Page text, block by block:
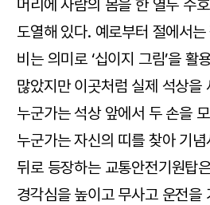
머리에 사람의 몸을 한 열두 수
도열해 있다. 예로부터 절에서
비는 의미로 ‘십이지 그림’을 활
많았지만 이곳처럼 실제 석상을
누군가는 석상 앞에서 두 손을
누군가는 자신의 띠를 찾아 기
뒤로 등장하는 교통안전기원탑
경각심을 높이고 무사고 운전을